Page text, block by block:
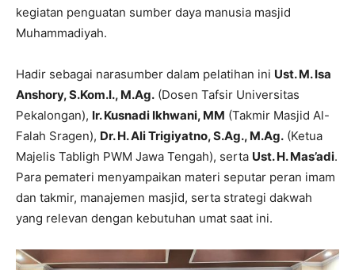
kegiatan penguatan sumber daya manusia masjid
Muhammadiyah.
Hadir sebagai narasumber dalam pelatihan ini Ust. M. Isa
Anshory, S.Kom.I., M.Ag. (Dosen Tafsir Universitas
Pekalongan), Ir. Kusnadi Ikhwani, MM (Takmir Masjid Al-
Falah Sragen), Dr. H. Ali Trigiyatno, S.Ag., M.Ag. (Ketua
Majelis Tabligh PWM Jawa Tengah), serta Ust. H. Mas’adi.
Para pemateri menyampaikan materi seputar peran imam
dan takmir, manajemen masjid, serta strategi dakwah
yang relevan dengan kebutuhan umat saat ini.